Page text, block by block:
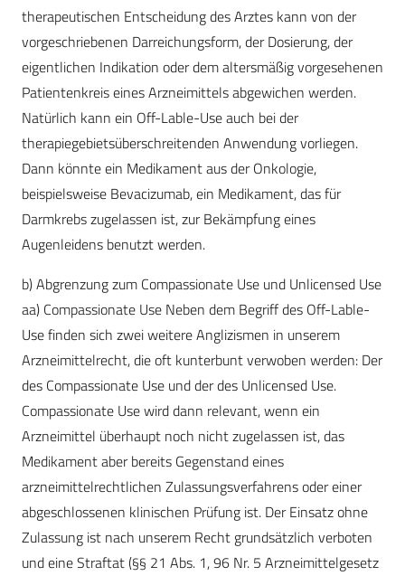
therapeutischen Entscheidung des Arztes kann von der
vorgeschriebenen Darreichungsform, der Dosierung, der
eigentlichen Indikation oder dem altersmäßig vorgesehenen
Patientenkreis eines Arzneimittels abgewichen werden.
Natürlich kann ein Off-Lable-Use auch bei der
therapiegebietsüberschreitenden Anwendung vorliegen.
Dann könnte ein Medikament aus der Onkologie,
beispielsweise Bevacizumab, ein Medikament, das für
Darmkrebs zugelassen ist, zur Bekämpfung eines
Augenleidens benutzt werden.
b) Abgrenzung zum Compassionate Use und Unlicensed Use
aa) Compassionate Use Neben dem Begriff des Off-Lable-
Use finden sich zwei weitere Anglizismen in unserem
Arzneimittelrecht, die oft kunterbunt verwoben werden: Der
des Compassionate Use und der des Unlicensed Use.
Compassionate Use wird dann relevant, wenn ein
Arzneimittel überhaupt noch nicht zugelassen ist, das
Medikament aber bereits Gegenstand eines
arzneimittelrechtlichen Zulassungsverfahrens oder einer
abgeschlossenen klinischen Prüfung ist. Der Einsatz ohne
Zulassung ist nach unserem Recht grundsätzlich verboten
und eine Straftat (§§ 21 Abs. 1, 96 Nr. 5 Arzneimittelgesetz